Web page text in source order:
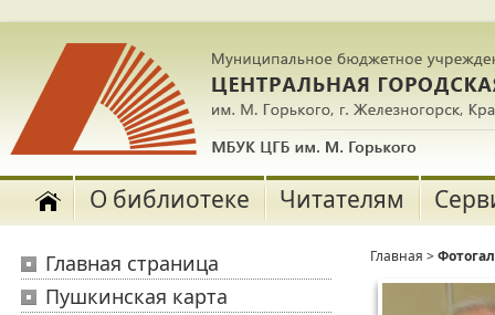
О библиотеке Читателям
Главная страница
Пушкинская карта
Главная >